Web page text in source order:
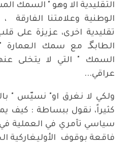
التقليدية الا وهو " السمك
الوطنية وعلامتنا الفارقة
تقليدية اخرى، عزيزة على
الطابگـ مع سمك العمارة
السمك " التي لا يتخلى
عراقي...
ولكي لا نغرق او" نسيّس "
كثيراً، نقول ببساطة : كيف
سياسي تآمري في العملية
فاقعة بوقوف الأوليغاركية